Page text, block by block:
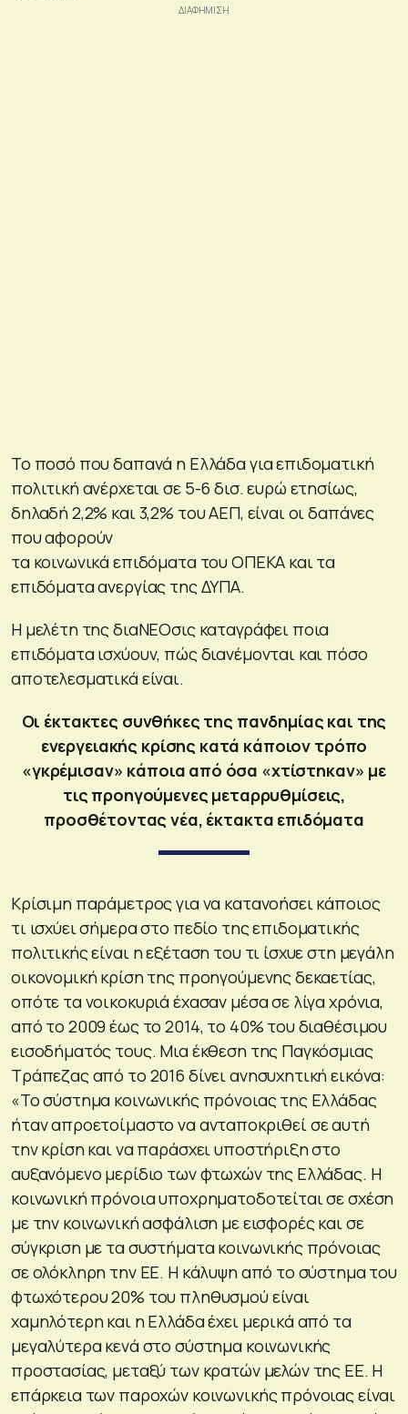
Το ποσό που δαπανά η Ελλάδα για επιδοματική
πολιτική ανέρχεται σε 5-6 δισ. ευρώ ετησίως,
δηλαδή 2,2% και 3,2% του ΑΕΠ, είναι οι δαπάνες
που αφορούν
τα κοινωνικά επιδόματα του ΟΠΕΚΑ και τα
επιδόματα ανεργίας της ΔΥΠΑ.
Η μελέτη της διαΝΕΟσις καταγράφει ποια
επιδόματα ισχύουν, πώς διανέμονται και πόσο
αποτελεσματικά είναι.
Οι έκτακτες συνθήκες της πανδημίας και της
ενεργειακής κρίσης κατά κάποιον τρόπο
«γκρέμισαν» κάποια από όσα «χτίστηκαν» με
τις προηγούμενες μεταρρυθμίσεις,
προσθέτοντας νέα, έκτακτα επιδόματα
Κρίσιμη παράμετρος για να κατανοήσει κάποιος
τι ισχύει σήμερα στο πεδίο της επιδοματικής
πολιτικής είναι η εξέταση του τι ίσχυε στη μεγάλη
οικονομική κρίση της προηγούμενης δεκαετίας,
οπότε τα νοικοκυριά έχασαν μέσα σε λίγα χρόνια,
από το 2009 έως το 2014, το 40% του διαθέσιμου
εισοδήματός τους. Μια έκθεση της Παγκόσμιας
Τράπεζας από το 2016 δίνει ανησυχητική εικόνα:
«Το σύστημα κοινωνικής πρόνοιας της Ελλάδας
ήταν απροετοίμαστο να ανταποκριθεί σε αυτή
την κρίση και να παράσχει υποστήριξη στο
αυξανόμενο μερίδιο των φτωχών της Ελλάδας. Η
κοινωνική πρόνοια υποχρηματοδοτείται σε σχέση
με την κοινωνική ασφάλιση με εισφορές και σε
σύγκριση με τα συστήματα κοινωνικής πρόνοιας
σε ολόκληρη την ΕΕ. Η κάλυψη από το σύστημα του
φτωχότερου 20% του πληθυσμού είναι
χαμηλότερη και η Ελλάδα έχει μερικά από τα
μεγαλύτερα κενά στο σύστημα κοινωνικής
προστασίας, μεταξύ των κρατών μελών της ΕΕ. Η
επάρκεια των παροχών κοινωνικής πρόνοιας είναι